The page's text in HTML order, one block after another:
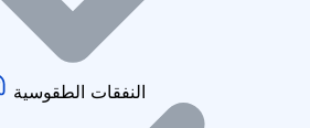
النفقات الطقوسية